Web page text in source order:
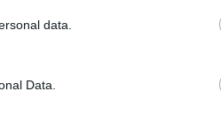
data.
Data.
16
3
16
3